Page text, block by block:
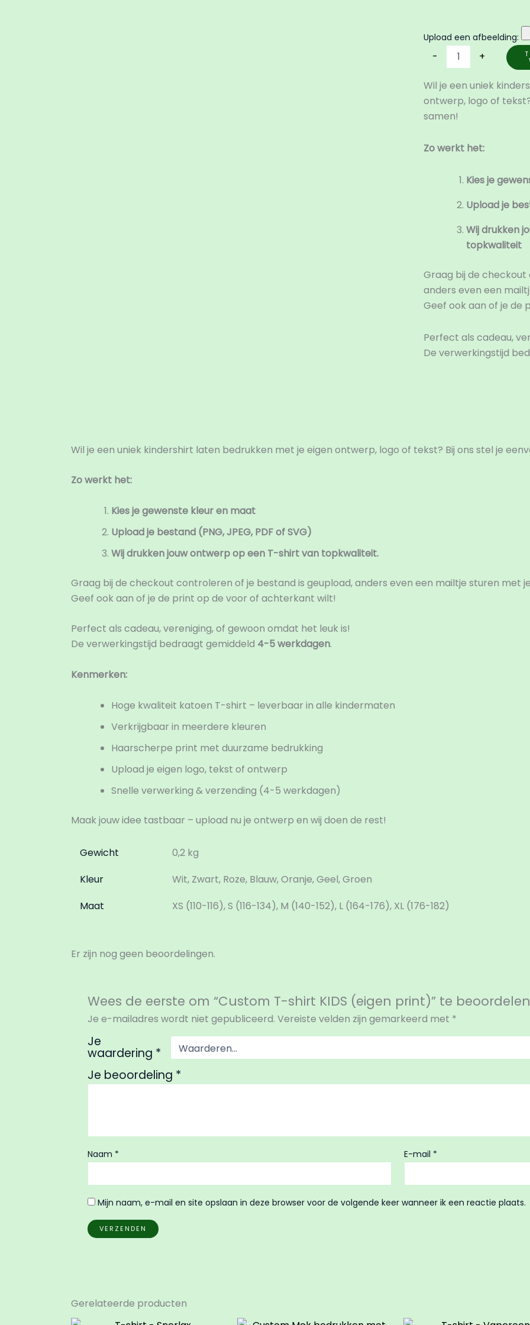
Upload een afbeelding:
- +
Wil je een uniek
ontwerp, logo of
samen!
Zo werkt het:
Kies je
Upload je
Wij drukken
topkwaliteit
Graag bij de
anders even een
Geef ook aan of je
Perfect als cadeau,
De verwerkingstijd
Wil je een uniek kindershirt laten bedrukken met je eigen ontwerp, logo of tekst? Bij ons stel je
Zo werkt het:
Kies je gewenste kleur en maat
Upload je bestand (PNG, JPEG, PDF of SVG)
Wij drukken jouw ontwerp op een T-shirt van topkwaliteit.
Graag bij de checkout controleren of je bestand is geupload, anders even een mailtje sturen met
Geef ook aan of je de print op de voor of achterkant wilt!
Perfect als cadeau, vereniging, of gewoon omdat het leuk is!
De verwerkingstijd bedraagt gemiddeld 4-5 werkdagen.
Kenmerken:
Hoge kwaliteit katoen T-shirt – leverbaar in alle kindermaten
Verkrijgbaar in meerdere kleuren
Haarscherpe print met duurzame bedrukking
Upload je eigen logo, tekst of ontwerp
Snelle verwerking & verzending (4-5 werkdagen)
Maak jouw idee tastbaar – upload nu je ontwerp en wij doen de rest!
Gewicht
0,2 kg
Kleur
Wit, Zwart, Roze, Blauw, Oranje, Geel, Groen
Maat
XS (110-116), S (116-134), M (140-152), L (164-176), XL (176-182)
Er zijn nog geen beoordelingen.
Wees de eerste om “Custom T-shirt KIDS (eigen print)” te beoordelen
Je e-mailadres wordt niet gepubliceerd. Vereiste velden zijn gemarkeerd met *
Je
waardering *
Je beoordeling *
Naam * E-mail *
Mijn naam, e-mail en site opslaan in deze browser voor de volgende keer wanneer ik een reactie plaats.
Gerelateerde producten